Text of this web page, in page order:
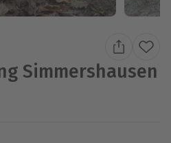
Simmershausen